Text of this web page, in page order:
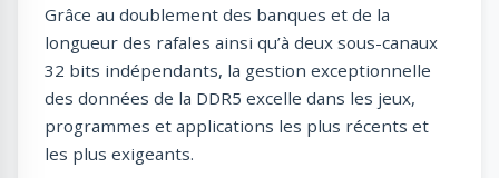
Grâce au doublement des banques et de la
longueur des rafales ainsi qu’à deux sous-canaux
32 bits indépendants, la gestion exceptionnelle
des données de la DDR5 excelle dans les jeux,
programmes et applications les plus récents et
les plus exigeants.